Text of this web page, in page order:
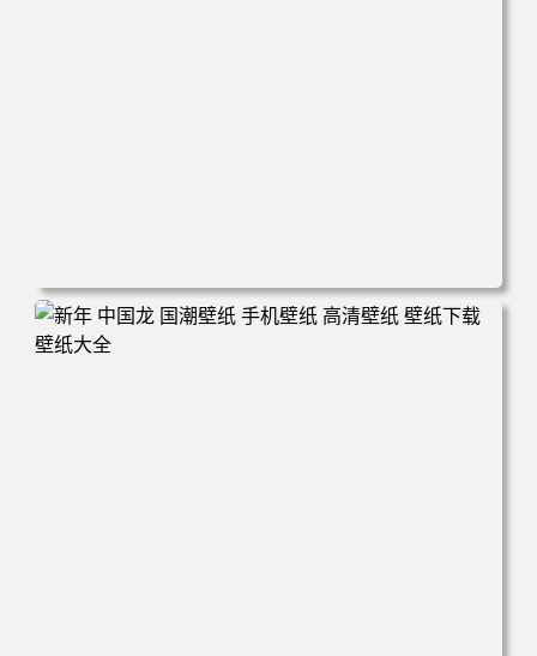
电脑壁纸 城市 街道 积水 倒影 晚霞 手机壁纸 高清壁纸 壁纸
下载 壁纸大全